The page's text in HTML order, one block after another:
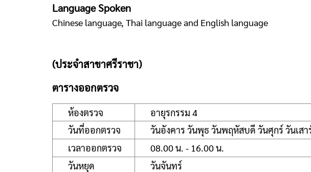
Language Spoken
Chinese language, Thai language and English language
(ประจำสาขาศรีราชา)
ตารางออกตรวจ
ห้องตรวจ
อายุรกรรม 4
วันที่ออกตรวจ
วันอังคาร วันพุธ วันพฤหัสบดี วันศุกร์ วันเส
เวลาออกตรวจ
08.00 น. - 16.00 น.
วันหยุด
วันจันทร์